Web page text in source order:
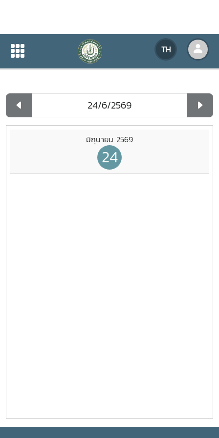
TH
ปฏิทินกิจกรรมของหน่วยงาน
ปฏิทินกิจกรรมของหน่วยงาน
มิถุนายน 2569
24